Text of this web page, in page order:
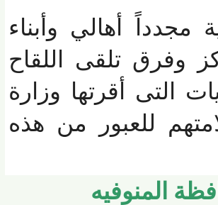
أهالي وأبناء
تلقى اللقاح
التى أقرتها وزارة
للعبور من هذه
المنوفيه